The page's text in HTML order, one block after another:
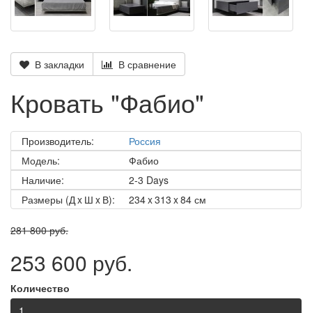
В закладки В сравнение
Кровать "Фабио"
Производитель:
Россия
Модель:
Фабио
Наличие:
2-3 Days
Размеры (Д x Ш x В):
234 x 313 x 84 см
281 800 руб.
253 600 руб.
Количество